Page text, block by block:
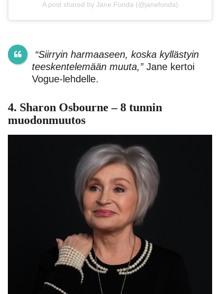
A post shared by Jane Fonda (@janefonda)
“Siirryin harmaaseen, koska kyllästyin
teeskentelemään muuta,”Jane kertoi
Vogue-lehdelle.
4. Sharon Osbourne – 8 tunnin
muodonmuutos